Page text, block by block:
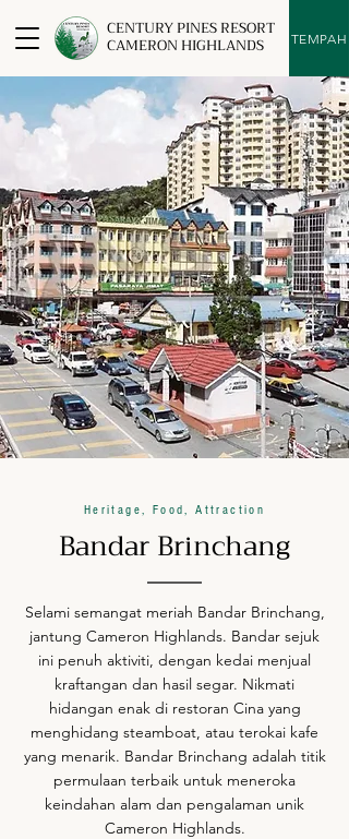
CENTURY PINES RESORT
CAMERON HIGHLANDS TEMPAH
Heritage, Food, Attraction
Bandar Brinchang
Selami semangat meriah Bandar Brinchang,
jantung Cameron Highlands. Bandar sejuk
ini penuh aktiviti, dengan kedai menjual
kraftangan dan hasil segar. Nikmati
hidangan enak di restoran Cina yang
menghidang steamboat, atau terokai kafe
yang menarik. Bandar Brinchang adalah titik
permulaan terbaik untuk meneroka
keindahan alam dan pengalaman unik
Cameron Highlands.